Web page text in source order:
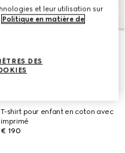
T-shirt pour enfant en coton avec
imprimé
€ 190
et leur utilisation sur
Politique en matière de
DES